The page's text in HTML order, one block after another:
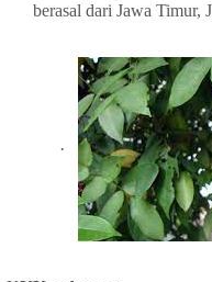
berasal dari Jawa Timur,
·